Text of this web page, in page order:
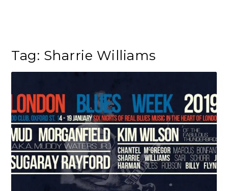
Tag: Sharrie Williams